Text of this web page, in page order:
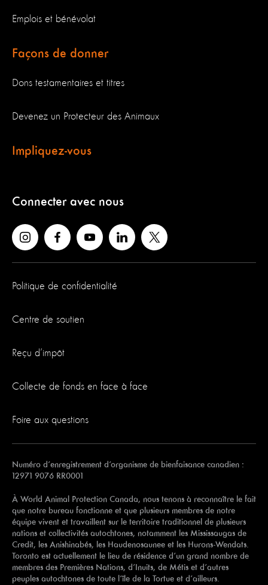
Emplois et bénévolat
Façons de donner
Dons testamentaires et titres
Devenez un Protecteur des Animaux
Impliquez-vous
Connecter avec nous
Politique de confidentialité
Centre de soutien
Reçu d’impôt
Collecte de fonds en face à face
Foire aux questions
Numéro d’enregistrement d’organisme de bienfaisance canadien :
12971 9076 RR0001
À World Animal Protection Canada, nous tenons à reconnaître le fait
que notre bureau fonctionne et que plusieurs membres de notre
équipe vivent et travaillent sur le territoire traditionnel de plusieurs
nations et collectivités autochtones, notamment les Mississaugas de
Credit, les Anishinabés, les Haudenosaunee et les Hurons-Wendats.
Toronto est actuellement le lieu de résidence d’un grand nombre de
membres des Premières Nations, d’Inuits, de Métis et d’autres
peuples autochtones de toute l’île de la Tortue et d’ailleurs.